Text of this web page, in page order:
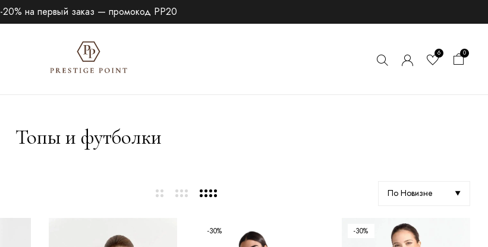
-20% на первый заказ — промокод PP20
6 0
Топы и футболки
По Новизне
-30% -30%